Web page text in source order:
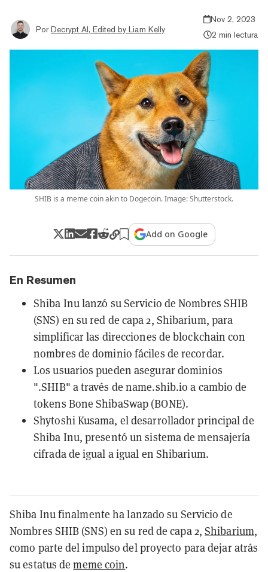
Por Decrypt AI, Edited by Liam Kelly
Nov 2, 2023
2 min lectura
SHIB is a meme coin akin to Dogecoin. Image: Shutterstock.
Add on Google
En Resumen
Shiba Inu lanzó su Servicio de Nombres SHIB
(SNS) en su red de capa 2, Shibarium, para
simplificar las direcciones de blockchain con
nombres de dominio fáciles de recordar.
Los usuarios pueden asegurar dominios
".SHIB" a través de name.shib.io a cambio de
tokens Bone ShibaSwap (BONE).
Shytoshi Kusama, el desarrollador principal de
Shiba Inu, presentó un sistema de mensajería
cifrada de igual a igual en Shibarium.
Shiba Inu finalmente ha lanzado su Servicio de
Nombres SHIB (SNS) en su red de capa 2,Shibarium,
como parte del impulso del proyecto para dejar atrás
su estatus dememe coin.